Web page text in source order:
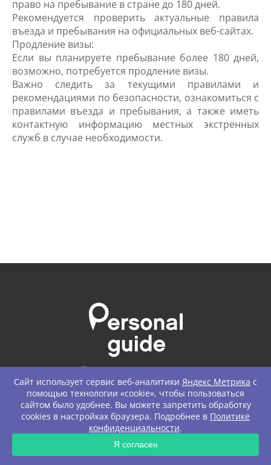
право на пребывание в стране до 180 дней.
Рекомендуется проверить актуальные правила
въезда и пребывания на официальных веб-сайтах.
Продление визы:
Если вы планируете пребывание более 180 дней,
возможно, потребуется продление визы.
Важно следить за текущими правилами и
рекомендациями по безопасности, ознакомиться с
правилами въезда и пребывания, а также иметь
контактную информацию местных экстренных
служб в случае необходимости.
Туристический портал для тех, кто путешествует или
собирается путешествоватьпо Россиииза рубежом.
ТУРИСТУ
Сайт использует сервис веб-аналитики Яндекс Метрика с
помощью технологии «cookie», чтобы пользоваться
сайтом было удобнее. Вы можете запретить обработку
cookies в настройках браузера. Подробнее в Политике
конфиденциальности.
Я согласен
ЗАПРОС